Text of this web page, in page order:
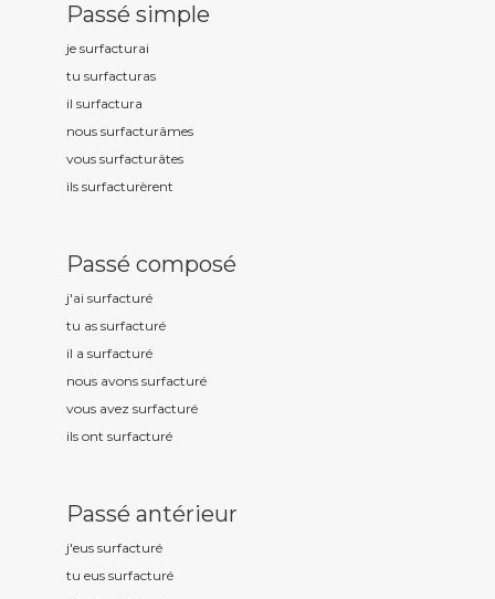
Passé simple
je surfacturai
tu surfacturas
il surfactura
nous surfacturâmes
vous surfacturâtes
ils surfacturèrent
Passé composé
j'ai surfacturé
tu as surfacturé
il a surfacturé
nous avons surfacturé
vous avez surfacturé
ils ont surfacturé
Passé antérieur
j'eus surfacturé
tu eus surfacturé